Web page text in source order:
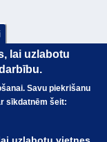
KURSS
lai uzlabotu
Savu piekrišanu
sīkdatnēm šeit: